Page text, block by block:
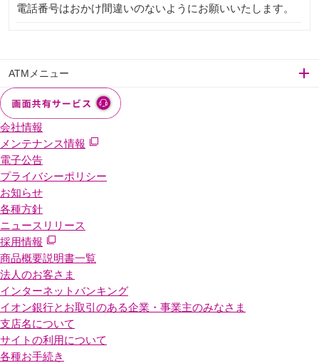
電話番号はおかけ間違いのないようにお願いいたします。
ATMメニュー
会社情報
メンテナンス情報
電子公告
プライバシーポリシー
お知らせ
各種方針
ニュースリリース
採用情報
商品概要説明書一覧
法人のお客さま
インターネットバンキング
イオン銀行とお取引のある企業・事業主のみなさま
支店名について
サイトの利用について
各種お手続き